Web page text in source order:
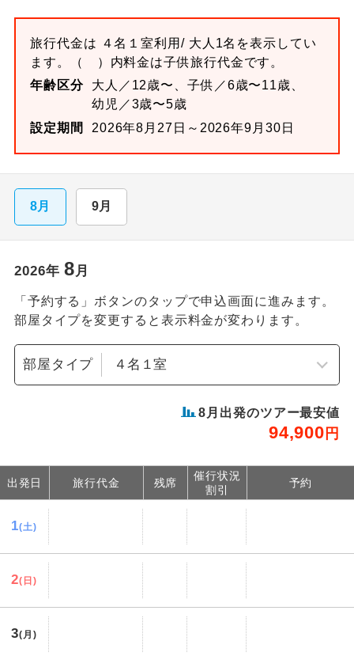
旅行代金は ４名１室利用/ 大人1名を表示してい
ます。
（ ）内料金は子供旅行代金です。
年齢区分
大人／12歳〜、子供／6歳〜11歳、
幼児／3歳〜5歳
設定期間
2026年8月27日～2026年9月30日
8月 9月
2026年 8月
「予約する」ボタンのタップで申込画面に進みます。
部屋タイプを変更すると表示料金が変わります。
部屋タイプ
8 月出発のツアー最安値
94,900 円
出発日 旅行代金 残席
催行状況
割引
予約
1(土)
2(日)
3(月)